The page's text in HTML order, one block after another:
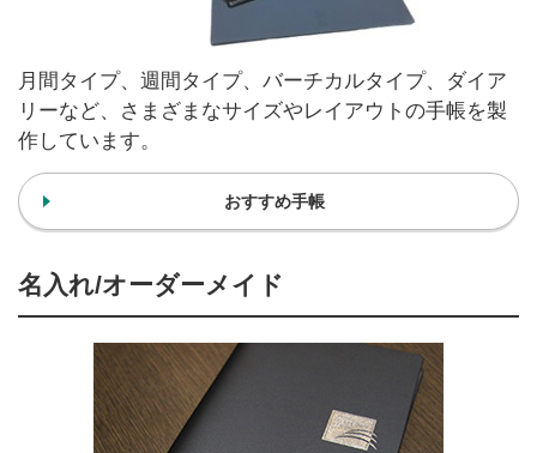
月間タイプ、週間タイプ、バーチカルタイプ、ダイア
リーなど、さまざまなサイズやレイアウトの手帳を製
作しています。
おすすめ手帳
名入れ/オーダーメイド